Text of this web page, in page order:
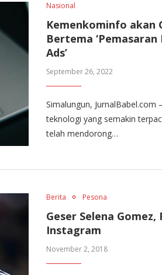
Nasional
Kemenkominfo akan
Bertema
Ads’
September 26, 2022
Simalungun, JurnalBabel.com
teknologi yang semakin
telah mendorong…
Berita Pesona
Geser Selena
Instagram
November 2, 2018